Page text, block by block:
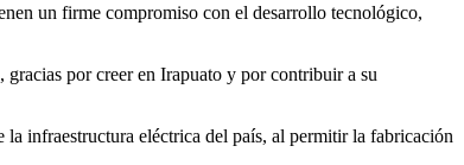
un firme compromiso con el desarrollo tecnológico,
por creer en Irapuato y por contribuir a su
infraestructura eléctrica del país, al permitir la fabricación